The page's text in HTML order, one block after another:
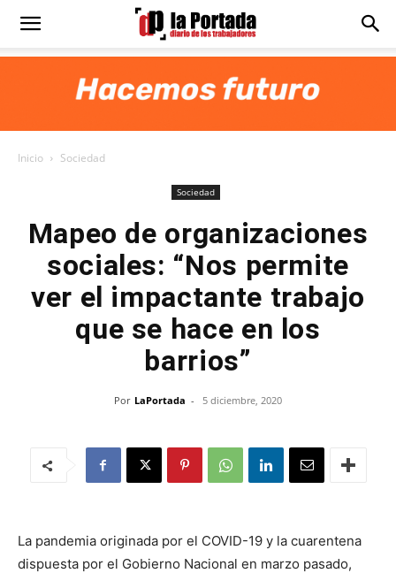
Diario
Inicio Sociedad
Sociedad
Mapeo de organizaciones
sociales: “Nos permite
ver el impactante trabajo
que se hace en los
barrios”
Por LaPortada - 5 diciembre, 2020
La pandemia originada por el COVID-19 y la cuarentena
dispuesta por el Gobierno Nacional en marzo pasado,